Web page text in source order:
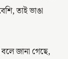
তাই ভাঙা
জানা গেছে,